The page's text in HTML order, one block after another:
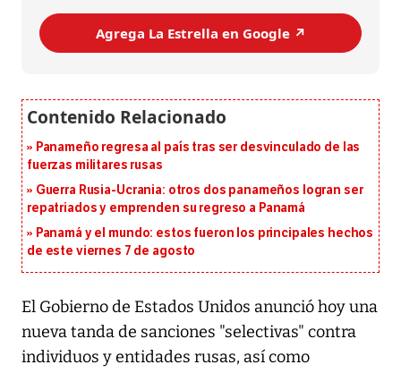
Agrega La Estrella en Google ↗️
Panameño regresa al país tras ser desvinculado de las
fuerzas militares rusas
Guerra Rusia-Ucrania: otros dos panameños logran ser
repatriados y emprenden su regreso a Panamá
Panamá y el mundo: estos fueron los principales hechos
de este viernes 7 de agosto
El Gobierno de Estados Unidos anunció hoy una
nueva tanda de sanciones "selectivas" contra
individuos y entidades rusas, así como